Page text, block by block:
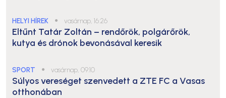
HELYI HÍREK ● vasárnap, 16:26
Eltűnt Tatár Zoltán – rendőrök, polgárőrök,
kutya és drónok bevonásával keresik
SPORT ● vasárnap, 09:10
Súlyos vereséget szenvedett a ZTE FC a Vasas
otthonában